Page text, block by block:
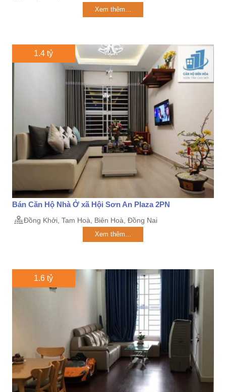
Xem thêm...
1.4 tỷ
Bán Căn Hộ Nhà Ở xã Hội Sơn An Plaza 2PN
Đồng Khởi, Tam Hoà, Biên Hoà, Đồng Nai
Xem thêm...
1.6 tỷ